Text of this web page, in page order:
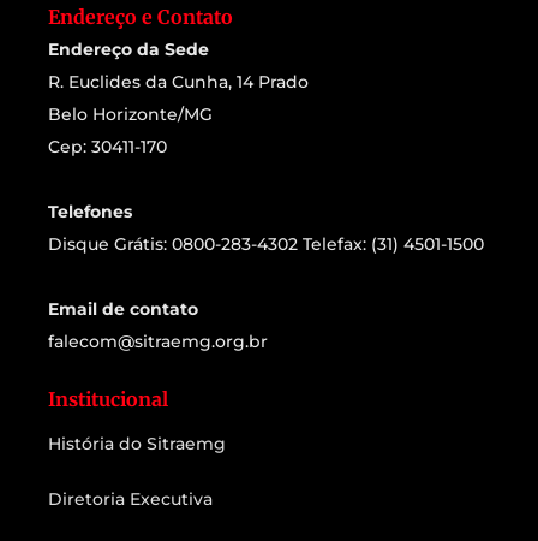
Endereço e Contato
Endereço da Sede
R. Euclides da Cunha, 14 Prado
Belo Horizonte/MG
Cep: 30411-170
Telefones
Disque Grátis: 0800-283-4302 Telefax: (31) 4501-1500
Email de contato
falecom@sitraemg.org.br
Institucional
História do Sitraemg
Diretoria Executiva